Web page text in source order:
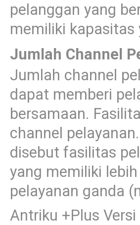
pelanggan yang
memiliki kapasitas
Jumlah Channel
Jumlah channel
dapat memberi
bersamaan.
channel
disebut fasilitas
yang memiliki
pelayanan ganda
Antriku +Plus